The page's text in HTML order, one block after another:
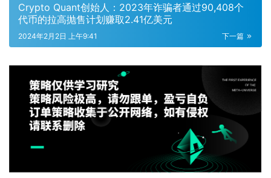
Crypto Quant创始人：2023年诈骗者通过90,408个
代币的拉高抛售计划赚取2.41亿美元
下一篇
2024年2月2日 上午9:41